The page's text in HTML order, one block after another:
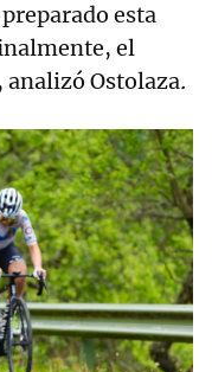
esta
el
Ostolaza.